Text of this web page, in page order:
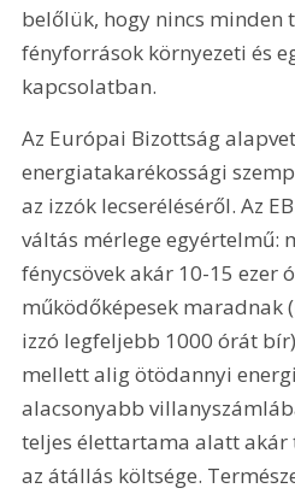
belőlük, hogy nincs minden
fényforrások környezeti és
kapcsolatban.
Az Európai Bizottság
energiatakarékossági
az izzók lecseréléséről. Az
váltás mérlege egyértelmű:
fénycsövek akár 10-15 ezer
működőképesek maradnak
izzó legfeljebb 1000 órát
mellett alig ötödannyi
alacsonyabb
teljes élettartama alatt akár
az átállás költsége.